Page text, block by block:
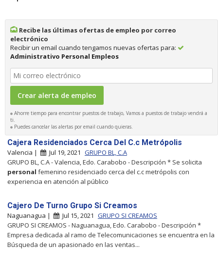
Recibe las últimas ofertas de empleo por correo
electrónico
Recibir un email cuando tengamos nuevas ofertas para:
Administrativo Personal Empleos
Ahorre tiempo para encontrar puestos de trabajo, Vamos a puestos de trabajo vendrá a
ti.
Puedes cancelar las alertas por email cuando quieras.
Cajera Residenciados Cerca Del C.c Metrópolis
Valencia | Jul 19, 2021 GRUPO BL, C.A
GRUPO BL, C.A - Valencia, Edo. Carabobo - Descripción * Se solicita
personal femenino residenciado cerca del c.c metrópolis con
experiencia en atención al público
Cajero De Turno Grupo Si Creamos
Naguanagua | Jul 15, 2021 GRUPO SI CREAMOS
GRUPO SI CREAMOS - Naguanagua, Edo. Carabobo - Descripción *
Empresa dedicada al ramo de Telecomunicaciones se encuentra en la
Búsqueda de un apasionado en las ventas...